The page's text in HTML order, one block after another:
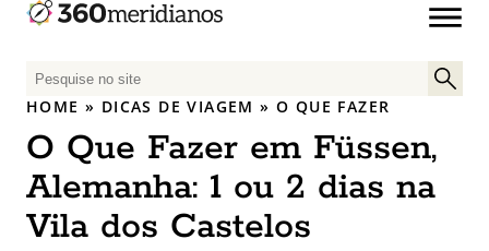
P
e
q
u
i
s
HOME » DICAS DE VIAGEM »O QUE FAZER
O Que Fazer em Füssen,
Alemanha: 1 ou 2 dias na
Vila dos Castelos